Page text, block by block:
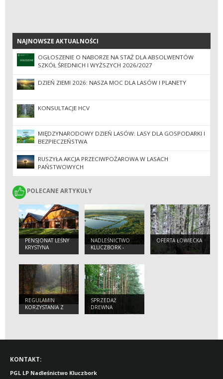
NAJNOWSZE AKTUALNOŚCI
NAJNOWSZE AKTUALNOŚCI
OGŁOSZENIE O NABORZE NA STAŻ DLA ABSOLWENTÓW
SZKÓŁ ŚREDNICH I WYŻSZYCH 2026/2027
DZIEŃ ZIEMI 2026: NASZA MOC DLA LASÓW I PLANETY
KONSULTACJE HCV
MIĘDZYNARODOWY DZIEŃ LASÓW: LASY DLA GOSPODARKI I
BEZPIECZEŃSTWA
RUSZYŁA AKCJA PRZECIWPOŻAROWA W LASACH
PAŃSTWOWYCH
POLECANE ARTYKUŁY
POLECANE ARTYKUŁY
PENSJONAT LEŚNY
KRYSTYNA
NADLEŚNICTWO
KLUCZBORK -
INFORMACJE
OFERTA ŁOWIECKA
REGULAMIN
KORZYSTANIA Z
DRÓG LEŚNYCH
SPRZEDAŻ
DREWNA
KONTAKT:
PGL LP Nadleśnictwo Kluczbork